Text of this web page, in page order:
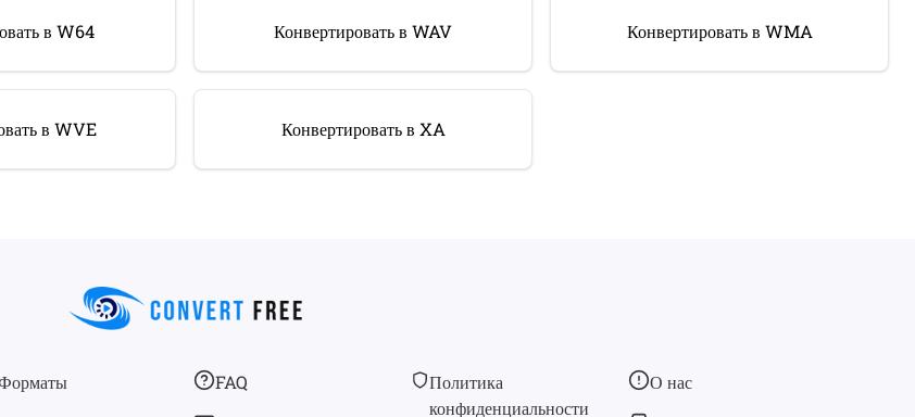
в W64 Конвертировать в WAV Конвертировать в WMA
в WVE Конвертировать в XA
FAQ
Политика
конфиденциальности
О нас